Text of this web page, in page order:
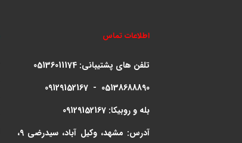
اطلاعات تماس
تلفن های پشتیبانی: 05136011174
09129152167 - 05138688890
بله و روبیکا: 09129152167
آدرس: مشهد، وکیل آباد، سیدرضی 9،